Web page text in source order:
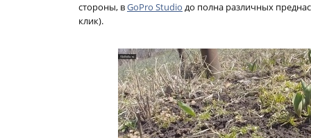
стороны, вGoPro Studio до полна различных
клик).